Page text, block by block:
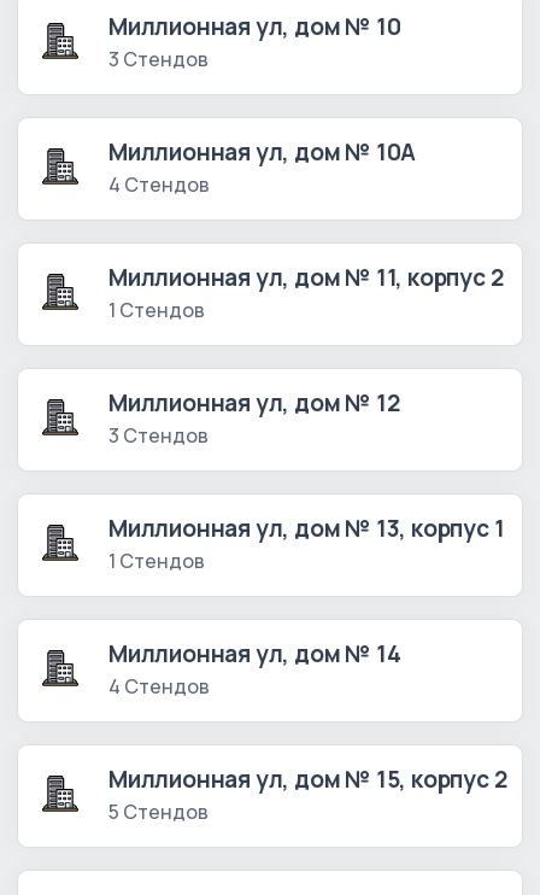
Миллионная ул, дом № 10
3 Стендов
Миллионная ул, дом № 10А
4 Стендов
Миллионная ул, дом № 11, корпус 2
1 Стендов
Миллионная ул, дом № 12
3 Стендов
Миллионная ул, дом № 13, корпус 1
1 Стендов
Миллионная ул, дом № 14
4 Стендов
Миллионная ул, дом № 15, корпус 2
5 Стендов